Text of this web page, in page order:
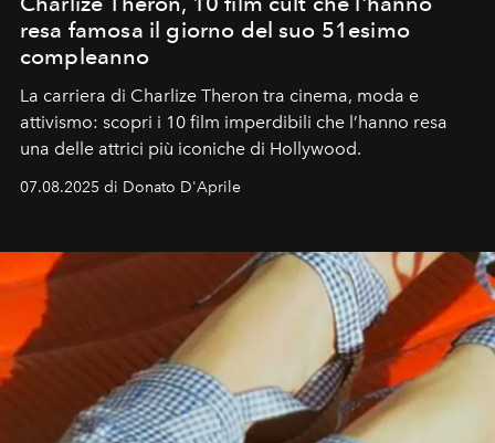
resa famosa il giorno del suo 51esimo
compleanno
La carriera di Charlize Theron tra cinema, moda e
attivismo: scopri i 10 film imperdibili che l’hanno resa
una delle attrici più iconiche di Hollywood.
07.08.2025 di Donato D'Aprile